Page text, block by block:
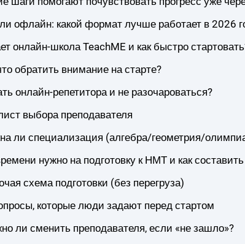
офлайн: какой формат лучше работает в 2026
онлайн-школа TeachME и как быстро
обратить внимание на старте?
онлайн-репетитора и не разочароваться?
выбора преподавателя
ли специализация (алгебра/геометрия/
нужно на подготовку к НМТ и как
схема подготовки (без перегруза)
которые люди задают перед стартом
ли сменить преподавателя, если «не зашло»?